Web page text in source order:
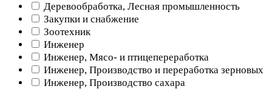
Деревообработка, Лесная промышленность
Закупки и снабжение
Зоотехник
Инженер
Инженер, Мясо- и птицепереработка
Инженер, Производство и переработка зерновых
Инженер, Производство сахара